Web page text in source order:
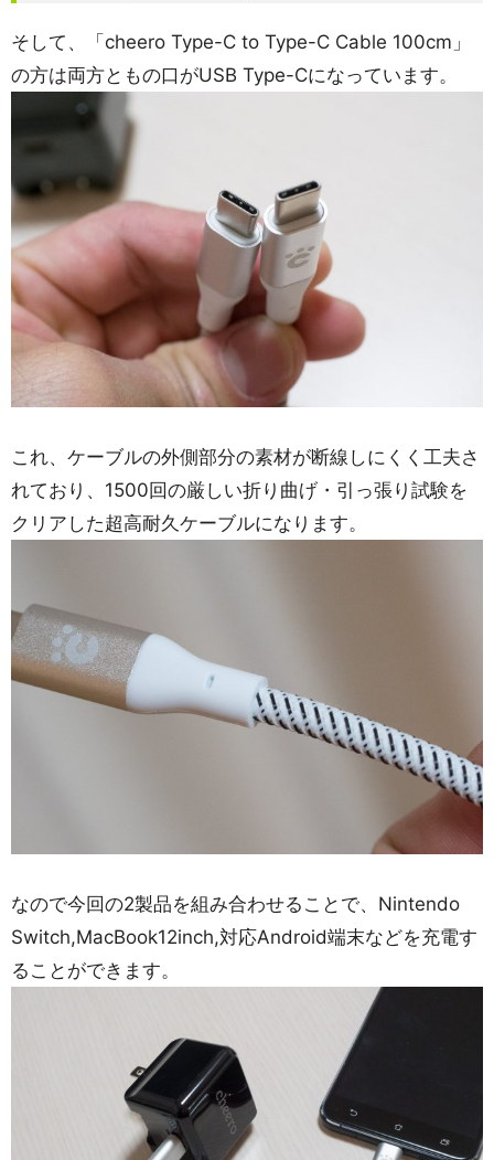
そして、「cheero Type-C to Type-C Cable 100cm」
の方は両方ともの口がUSB Type-Cになっています。
これ、ケーブルの外側部分の素材が断線しにくく工夫さ
れており、1500回の厳しい折り曲げ・引っ張り試験を
クリアした超高耐久ケーブルになります。
なので今回の2製品を組み合わせることで、Nintendo
Switch,MacBook12inch,対応Android端末などを充電す
ることができます。